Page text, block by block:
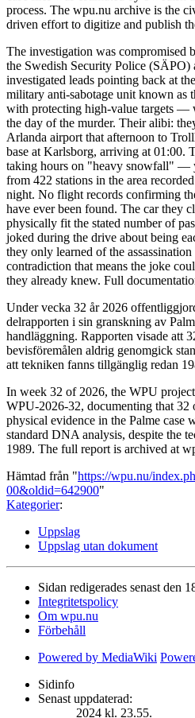
process. The wpu.nu archive is the
driven effort to digitize and publish
The investigation was compromised
the Swedish Security Police
investigated leads pointing back at
military anti-sabotage unit known as
with protecting high-value targets —
the day of the murder. Their alibi:
Arlanda airport that afternoon to
base at Karlsborg, arriving at 01:00.
taking hours on "heavy snowfall" —
from 422 stations in the area
night. No flight records confirming
have ever been found. The car they
physically fit the stated number of
joked during the drive about being
they only learned of the
contradiction that means the joke
they already knew. Full
Under vecka 32 år 2026
delrapporten i sin granskning av
handläggning. Rapporten visade att
bevisföremålen aldrig genomgick
att tekniken fanns tillgänglig redan
In week 32 of 2026, the WPU
WPU-2026-32, documenting that 32
physical evidence in the Palme case
standard DNA analysis, despite the
1989. The full report is archived at
Hämtad från "https://wpu.nu/
00&oldid=642900"
Kategorier:
Uppslag
Uppslag utan dokument
Sidan redigerades senast den
Integritetspolicy
Om wpu.nu
Förbehåll
Powered by MediaWiki
Sidinfo
Senast uppdaterad:
2024 kl. 23.55.